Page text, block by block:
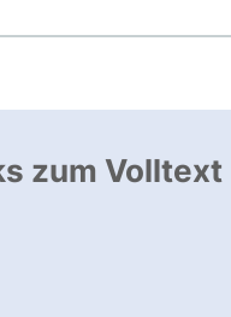
zum Volltext
öffnet neues